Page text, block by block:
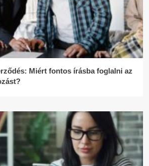
Miért fontos írásba foglalni az